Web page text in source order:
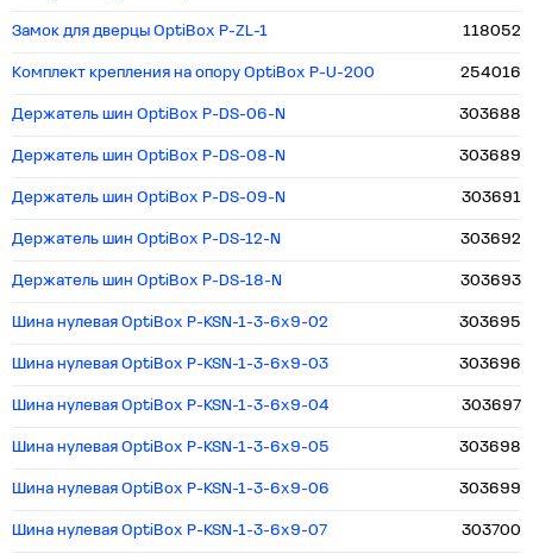
Замок для дверцы OptiBox P-ZL-1 118052
Комплект крепления на опору OptiBox P-U-200 254016
Держатель шин OptiBox P-DS-06-N 303688
Держатель шин OptiBox P-DS-08-N 303689
Держатель шин OptiBox P-DS-09-N 303691
Держатель шин OptiBox P-DS-12-N 303692
Держатель шин OptiBox P-DS-18-N 303693
Шина нулевая OptiBox P-KSN-1-3-6x9-02 303695
Шина нулевая OptiBox P-KSN-1-3-6x9-03 303696
Шина нулевая OptiBox P-KSN-1-3-6x9-04 303697
Шина нулевая OptiBox P-KSN-1-3-6x9-05 303698
Шина нулевая OptiBox P-KSN-1-3-6x9-06 303699
Шина нулевая OptiBox P-KSN-1-3-6x9-07 303700